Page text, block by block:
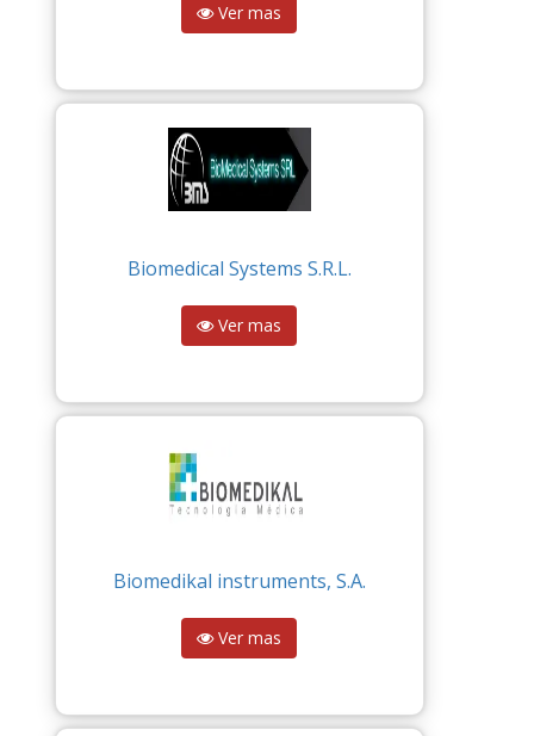
Ver mas
Biomedical Systems S.R.L.
Ver mas
Biomedikal instruments, S.A.
Ver mas